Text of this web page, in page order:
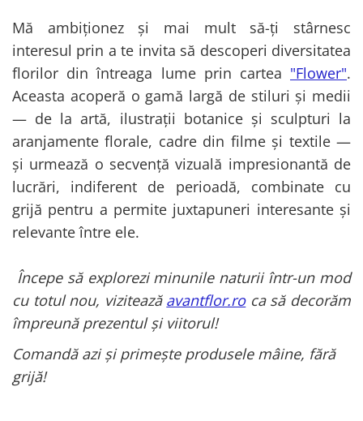
Mă ambiționez și mai mult să-ți stârnesc
interesul prin a te invita să descoperi diversitatea
florilor din întreaga lume prin cartea "Flower".
Aceasta acoperă o gamă largă de stiluri și medii
— de la artă, ilustrații botanice și sculpturi la
aranjamente florale, cadre din filme și textile —
și urmează o secvență vizuală impresionantă de
lucrări, indiferent de perioadă, combinate cu
grijă pentru a permite juxtapuneri interesante și
relevante între ele.
Începe să explorezi minunile naturii într-un mod
cu totul nou, vizitează avantflor.roca să decorăm
împreună prezentul și viitorul!
Comandă azi și primește produsele mâine, fără
grijă!